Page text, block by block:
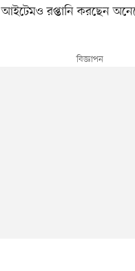
আইটেমও রপ্তানি করছেন